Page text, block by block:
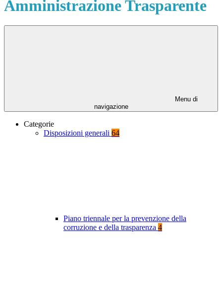
Amministrazione Trasparente
Menu di
navigazione
Categorie
Disposizioni generali 64
Piano triennale per la prevenzione della
corruzione e della trasparenza 4